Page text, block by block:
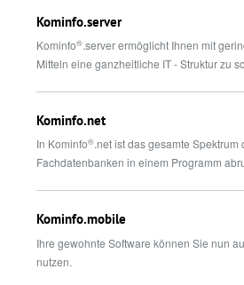
Kominfo.server
Kominfo®.server ermöglicht Ihnen mit
Mitteln eine ganzheitliche IT - Struktur zu
Kominfo.net
In Kominfo®.net ist das gesamte Spektrum
Fachdatenbanken in einem Programm
Kominfo.mobile
Ihre gewohnte Software können Sie nun
nutzen.